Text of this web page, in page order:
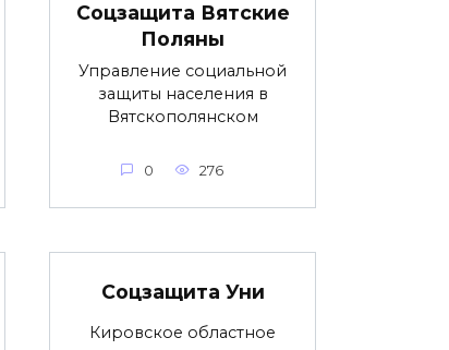
Соцзащита Вятские
Поляны
Управление социальной
защиты населения в
Вятскополянском
0 276
Соцзащита Уни
Кировское областное